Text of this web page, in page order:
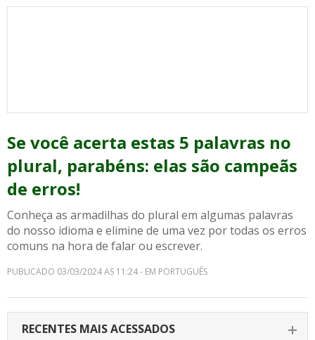
Se você acerta estas 5 palavras no
plural, parabéns: elas são campeãs
de erros!
Conheça as armadilhas do plural em algumas palavras
do nosso idioma e elimine de uma vez por todas os erros
comuns na hora de falar ou escrever.
PUBLICADO 03/03/2024 AS 11:24 - EM PORTUGUÊS
RECENTES MAIS ACESSADOS